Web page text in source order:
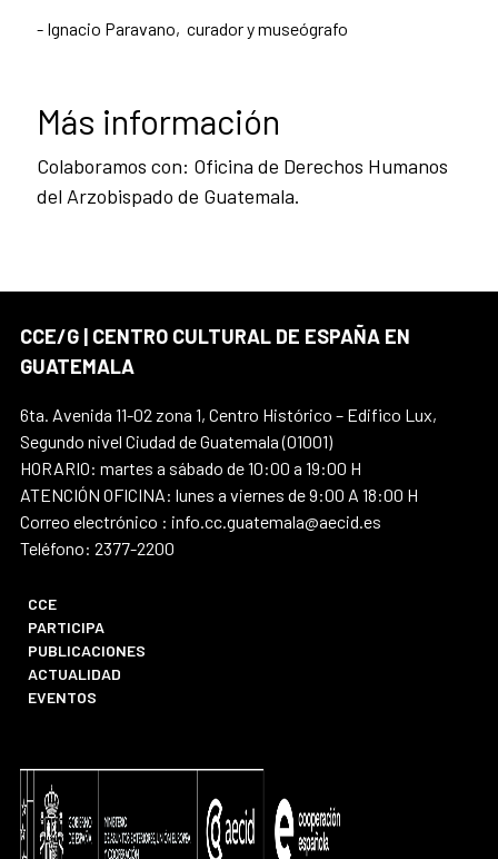
- Ignacio Paravano, curador y museógrafo
Más información
Colaboramos con: Oficina de Derechos Humanos
del Arzobispado de Guatemala.
CCE/G | CENTRO CULTURAL DE ESPAÑA EN
GUATEMALA
6ta. Avenida 11-02 zona 1, Centro Histórico – Edifico Lux,
Segundo nivel Ciudad de Guatemala (01001)
HORARIO: martes a sábado de 10:00 a 19:00 H
ATENCIÓN OFICINA: lunes a viernes de 9:00 A 18:00 H
Correo electrónico : info.cc.guatemala@aecid.es
Teléfono: 2377-2200
CCE
PARTICIPA
PUBLICACIONES
ACTUALIDAD
EVENTOS